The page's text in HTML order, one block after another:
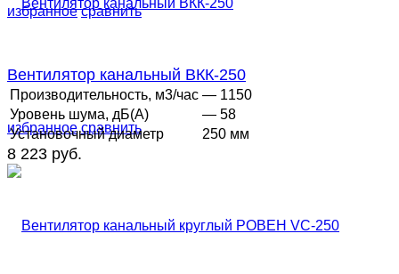
избранное сравнить
избранное сравнить
Вентилятор канальный ВКК-250
Производительность, м3/час — 1150
Уровень шума, дБ(А)
— 58
Установочный диаметр
250 мм
8 223 руб.